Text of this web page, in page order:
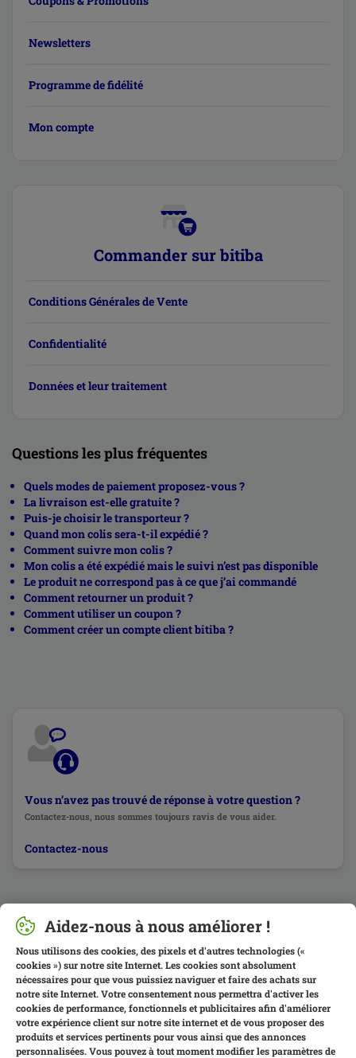
Newsletters
Programme de fidélité
Mon compte
Commander sur bitiba
Conditions Générales de Vente
Confidentialité
Données et leur traitement
Questions les plus fréquentes
Quels modes de paiement proposez-vous ?
La livraison est-elle gratuite ?
Puis-je choisir le transporteur ?
Quand mon colis sera-t-il expédié ?
Comment suivre mon colis ?
Mon colis a été expédié mais le suivi n’est pas disponible
Le produit ne correspond pas à ce que j’ai commandé
Comment retourner un produit ?
Comment utiliser un coupon ?
Comment créer un compte client bitiba ?
Vous n’avez pas trouvé de réponse à votre question ?
Contactez-nous, nous sommes toujours ravis de vous aider.
Contactez-nous
Aidez-nous à nous améliorer !
Nous utilisons des cookies, des pixels et d'autres technologies («
cookies ») sur notre site Internet. Les cookies sont absolument
nécessaires pour que vous puissiez naviguer et faire des achats sur
notre site Internet. Votre consentement nous permettra d'activer les
cookies de performance, fonctionnels et publicitaires afin d'améliorer
votre expérience client sur notre site internet et de vous proposer des
produits et services pertinents pour vous ainsi que des annonces
personnalisées. Vous pouvez à tout moment modifier les paramètres de